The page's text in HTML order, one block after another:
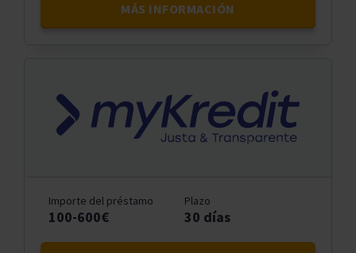
MÁS INFORMACIÓN
Importe del préstamo
100-600€
Plazo
30 días